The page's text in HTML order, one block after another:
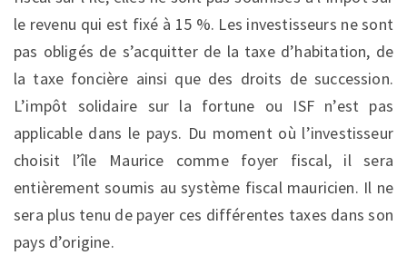
le revenu qui est fixé à 15 %. Les investisseurs ne sont
pas obligés de s’acquitter de la taxe d’habitation, de
la taxe foncière ainsi que des droits de succession.
L’impôt solidaire sur la fortune ou ISF n’est pas
applicable dans le pays. Du moment où l’investisseur
choisit l’île Maurice comme foyer fiscal, il sera
entièrement soumis au système fiscal mauricien. Il ne
sera plus tenu de payer ces différentes taxes dans son
pays d’origine.